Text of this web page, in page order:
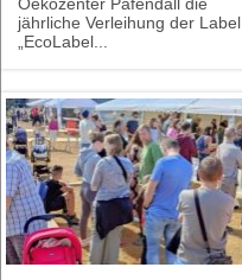
Oekozenter Pafendall die
jährliche Verleihung der Label
„EcoLabel...